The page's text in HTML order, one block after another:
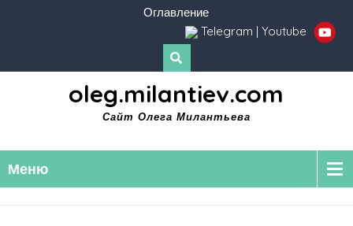
Оглавление
Telegram | Youtube
oleg.milantiev.com
Сайт Олега Милантьева
Меню